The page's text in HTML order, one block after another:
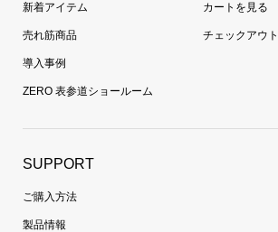
新着アイテム
売れ筋商品
導入事例
ZERO 表参道ショールーム
カートを見る
チェックアウ
SUPPORT
ご購入方法
製品情報